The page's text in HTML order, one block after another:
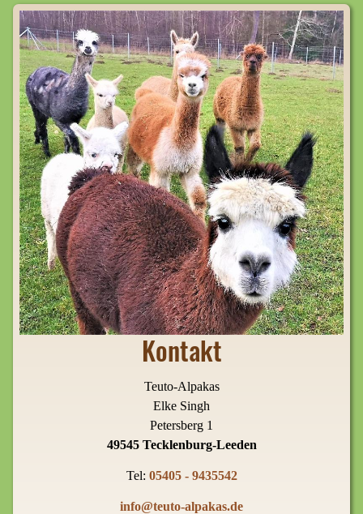
Kontakt
Teuto-Alpakas
Elke Singh
Petersberg 1
49545 Tecklenburg-Leeden
Tel: 05405 - 9435542
info@teuto-alpakas.de